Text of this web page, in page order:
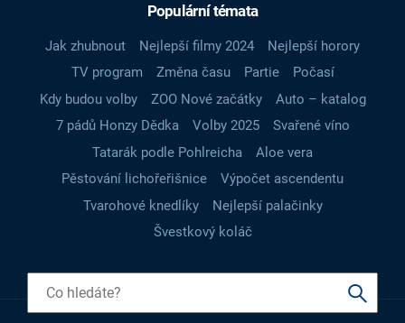
Populární témata
Jak zhubnout Nejlepší filmy 2024
Nejlepší horory
TV program
Změna času Partie
Počasí
Kdy budou volby
ZOO Nové začátky
Auto – katalog
7 pádů Honzy Dědka
Volby 2025
Svařené víno
Tatarák podle Pohlreicha
Aloe vera
Pěstování lichořeřišnice
Výpočet ascendentu
Tvarohové knedlíky
Nejlepší palačinky
Švestkový koláč